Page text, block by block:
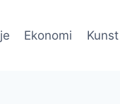
Ekonomi Kunst